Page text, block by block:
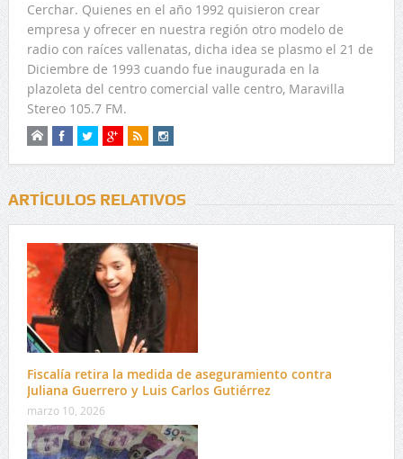
Cerchar. Quienes en el año 1992 quisieron crear
empresa y ofrecer en nuestra región otro modelo de
radio con raíces vallenatas, dicha idea se plasmo el 21 de
Diciembre de 1993 cuando fue inaugurada en la
plazoleta del centro comercial valle centro, Maravilla
Stereo 105.7 FM.
ARTÍCULOS RELATIVOS
Fiscalía retira la medida de aseguramiento contra
Juliana Guerrero y Luis Carlos Gutiérrez
marzo 10, 2026